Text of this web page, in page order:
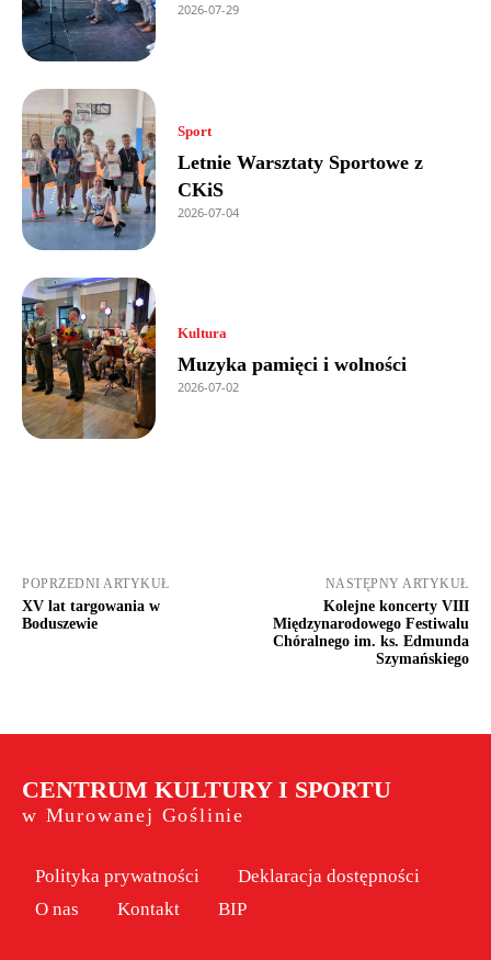
2026-07-29
Sport
Letnie Warsztaty Sportowe z
CKiS
2026-07-04
Kultura
Muzyka pamięci i wolności
2026-07-02
POPRZEDNI ARTYKUŁ
XV lat targowania w
Boduszewie
NASTĘPNY ARTYKUŁ
Kolejne koncerty VIII
Międzynarodowego Festiwalu
Chóralnego im. ks. Edmunda
Szymańskiego
CENTRUM KULTURY I SPORTU
w Murowanej Goślinie
Polityka prywatności
Deklaracja dostępności
O nas
Kontakt BIP